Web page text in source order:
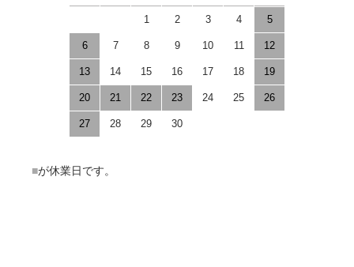
1 2 3 4 5
6 7 8 9 10 11 12
13 14 15 16 17 18 19
20 21 22 23 24 25 26
27 28 29 30
■が休業日です。